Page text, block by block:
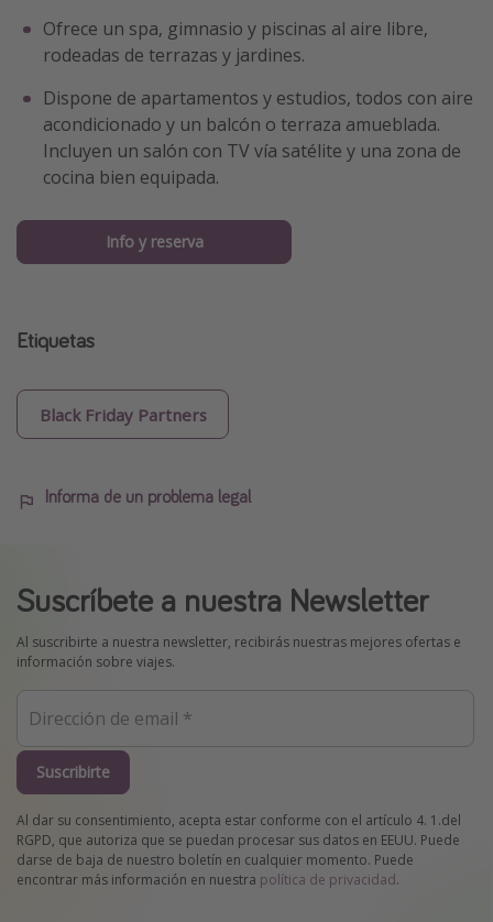
Ofrece un spa, gimnasio y piscinas al aire libre,
rodeadas de terrazas y jardines.
Dispone de apartamentos y estudios, todos con aire
acondicionado y un balcón o terraza amueblada.
Incluyen un salón con TV vía satélite y una zona de
cocina bien equipada.
Info y reserva
Etiquetas
Black Friday Partners
Informa de un problema legal
Suscríbete a nuestra Newsletter
Al suscribirte a nuestra newsletter, recibirás nuestras mejores ofertas e
información sobre viajes.
Suscribirte
Al dar su consentimiento, acepta estar conforme con el artículo 4. 1.del
RGPD, que autoriza que se puedan procesar sus datos en EEUU. Puede
darse de baja de nuestro boletín en cualquier momento. Puede
encontrar más información en nuestra política de privacidad.